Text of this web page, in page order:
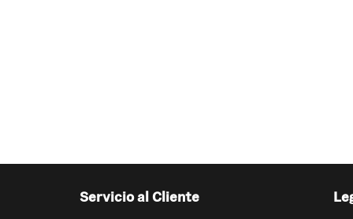
Servicio al Cliente